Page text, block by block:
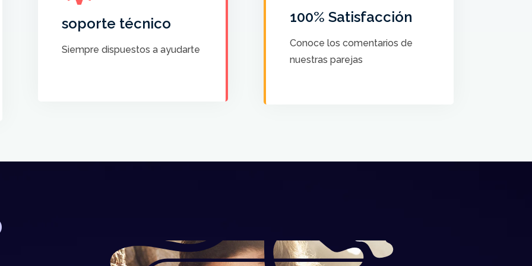
soporte técnico
Siempre dispuestos a ayudarte
CONTACTA CON
100% Satisfacción
Conoce los comentarios de
nuestras parejas
ayudan a crear el Baile de sus
sueños a cada pareja
VER COMENTARIOS